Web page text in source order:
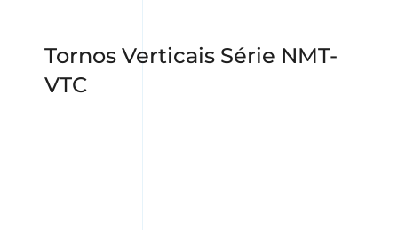
Tornos Verticais Série NMT-
VTC